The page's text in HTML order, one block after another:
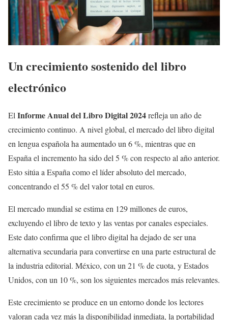
Un crecimiento sostenido del libro
electrónico
El Informe Anual del Libro Digital 2024refleja un año de
crecimiento continuo. A nivel global, el mercado del libro digital
en lengua española ha aumentado un 6 %, mientras que en
España el incremento ha sido del 5 % con respecto al año anterior.
Esto sitúa a España como el líder absoluto del mercado,
concentrando el 55 % del valor total en euros.
El mercado mundial se estima en 129 millones de euros,
excluyendo el libro de texto y las ventas por canales especiales.
Este dato confirma que el libro digital ha dejado de ser una
alternativa secundaria para convertirse en una parte estructural de
la industria editorial. México, con un 21 % de cuota, y Estados
Unidos, con un 10 %, son los siguientes mercados más relevantes.
Este crecimiento se produce en un entorno donde los lectores
valoran cada vez más la disponibilidad inmediata, la portabilidad